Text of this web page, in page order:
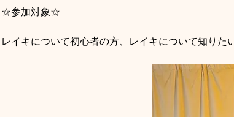
☆参加対象☆
レイキについて初心者の方、レイキについて知りた